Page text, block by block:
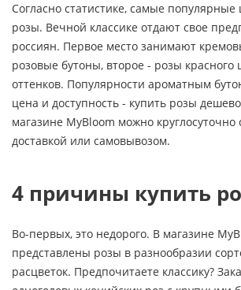
Согласно статистике, самые популярные
розы. Вечной классике отдают свое
россиян. Первое место занимают
розовые бутоны, второе - розы красного
оттенков. Популярности ароматным
цена и доступность - купить розы
магазине MyBloom можно круглосуточно
доставкой или самовывозом.
4 причины купить
Во-первых, это недорого. В магазине
представлены розы в разнообразии
расцветок. Предпочитаете классику?